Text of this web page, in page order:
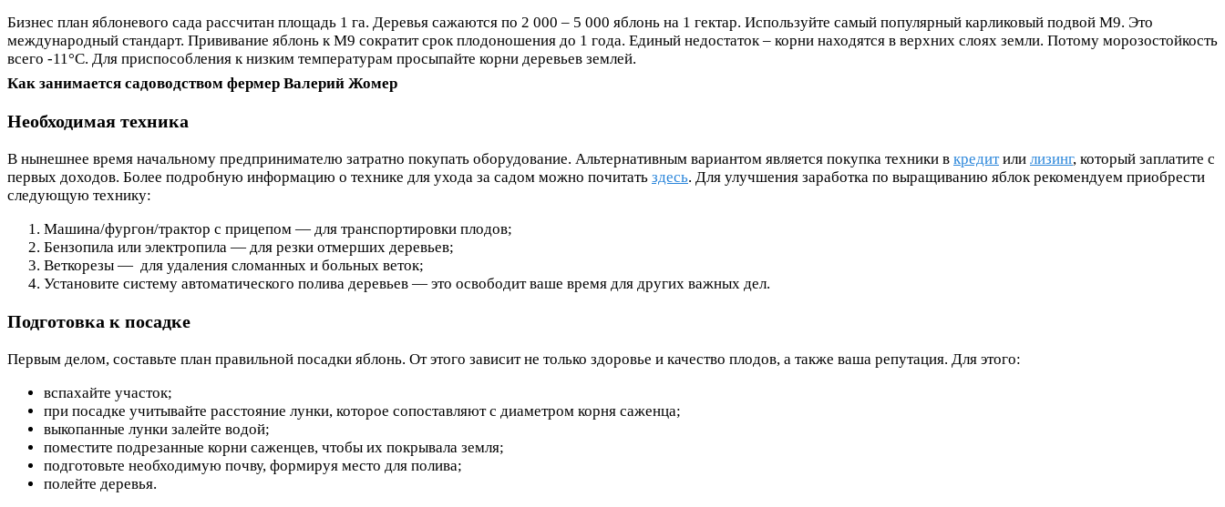
Бизнес план яблоневого сада рассчитан площадь 1 га. Деревья сажаются по 2 000 – 5 000 яблонь на 1 гектар. Используйте самый популярный карликовый подвой М9. Это
международный стандарт. Прививание яблонь к М9 сократит срок плодоношения до 1 года. Единый недостаток – корни находятся в верхних слоях земли. Потому морозостойкость
всего -11°С. Для приспособления к низким температурам просыпайте корни деревьев землей.
Как занимается садоводством фермер Валерий Жомер
Необходимая техника
В нынешнее время начальному предпринимателю затратно покупать оборудование. Альтернативным вариантом является покупка техники в кредитили лизинг, который заплатите с
первых доходов. Более подробную информацию о технике для ухода за садом можно почитать здесь. Для улучшения заработка по выращиванию яблок рекомендуем приобрести
следующую технику:
Машина/фургон/трактор с прицепом — для транспортировки плодов;
Бензопила или электропила — для резки отмерших деревьев;
Веткорезы — для удаления сломанных и больных веток;
Установите систему автоматического полива деревьев — это освободит ваше время для других важных дел.
Подготовка к посадке
Первым делом, составьте план правильной посадки яблонь. От этого зависит не только здоровье и качество плодов, а также ваша репутация. Для этого:
вспахайте участок;
при посадке учитывайте расстояние лунки, которое сопоставляют с диаметром корня саженца;
выкопанные лунки залейте водой;
поместите подрезанные корни саженцев, чтобы их покрывала земля;
подготовьте необходимую почву, формируя место для полива;
полейте деревья.